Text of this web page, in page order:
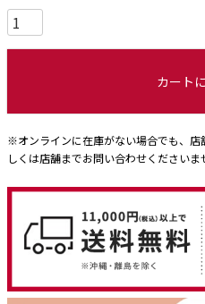
カート
※オンラインに在庫がない場合でも、
しくは店舗までお問い合わせください